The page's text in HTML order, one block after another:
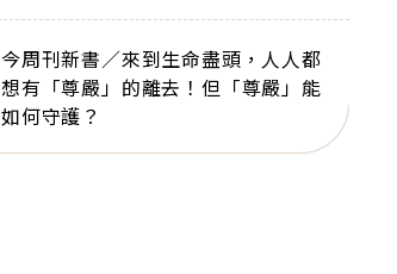
今周刊新書／來到生命盡頭，人人都
想有「尊嚴」的離去！但「尊嚴」能
如何守護？